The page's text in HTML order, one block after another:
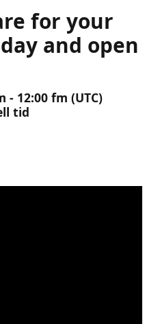
for your
and open
- 12:00 fm (UTC)
tid